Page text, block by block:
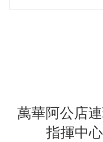
萬華阿公店
指揮中